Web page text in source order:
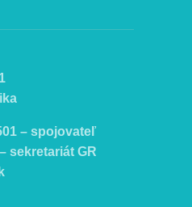
– spojovateľ
sekretariát GR